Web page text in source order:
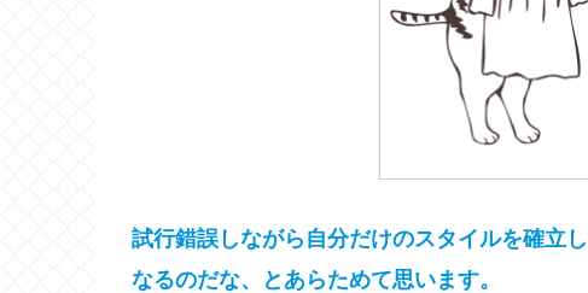
試行錯誤しながら自分だけのスタイルを確立
なるのだな、とあらためて思います。